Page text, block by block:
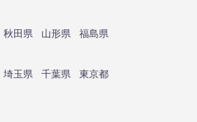
秋田県 山形県
福島県
埼玉県 千葉県
東京都